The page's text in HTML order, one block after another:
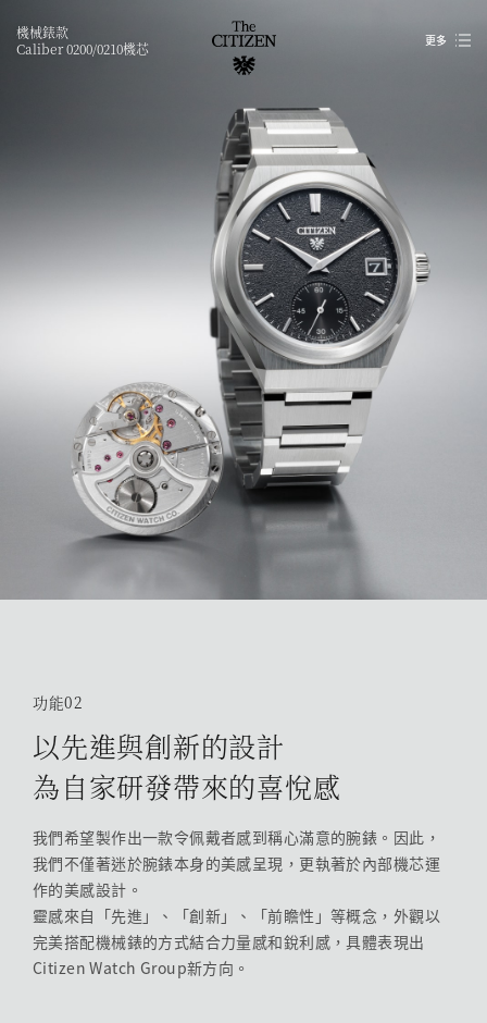
機械錶款
Caliber 0200/0210機芯
更多
功能02
以先進與創新的設計
為自家研發帶來的喜悅感
我們希望製作出一款令佩戴者感到稱心滿意的腕錶。因此，
我們不僅著迷於腕錶本身的美感呈現，更執著於內部機芯運
作的美感設計。
靈感來自「先進」、「創新」、「前瞻性」等概念，外觀以
完美搭配機械錶的方式結合力量感和銳利感，具體表現出
Citizen Watch Group新方向。